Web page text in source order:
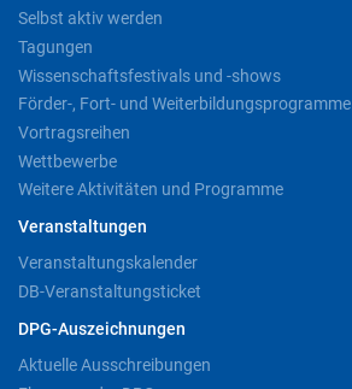
Selbst aktiv werden
Tagungen
Wissenschaftsfestivals und -shows
Förder-, Fort- und Weiterbildungsprogramme
Vortragsreihen
Wettbewerbe
Weitere Aktivitäten und Programme
Veranstaltungen
Veranstaltungskalender
DB-Veranstaltungsticket
DPG-Auszeichnungen
Aktuelle Ausschreibungen